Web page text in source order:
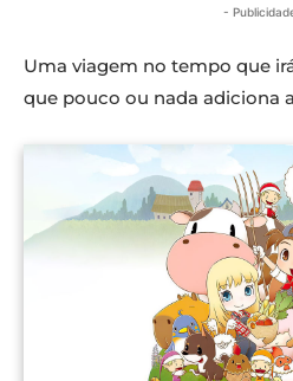
-
Uma viagem no tempo que
que pouco ou nada adiciona